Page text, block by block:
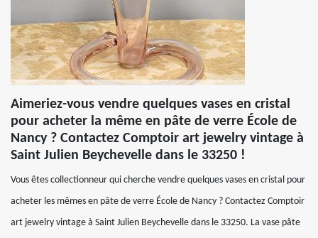
Aimeriez-vous vendre quelques vases en cristal
pour acheter la même en pâte de verre École de
Nancy ? Contactez Comptoir art jewelry vintage à
Saint Julien Beychevelle dans le 33250 !
Vous êtes collectionneur qui cherche vendre quelques vases en cristal pour
acheter les mêmes en pâte de verre École de Nancy ? Contactez Comptoir
art jewelry vintage à Saint Julien Beychevelle dans le 33250. La vase pâte